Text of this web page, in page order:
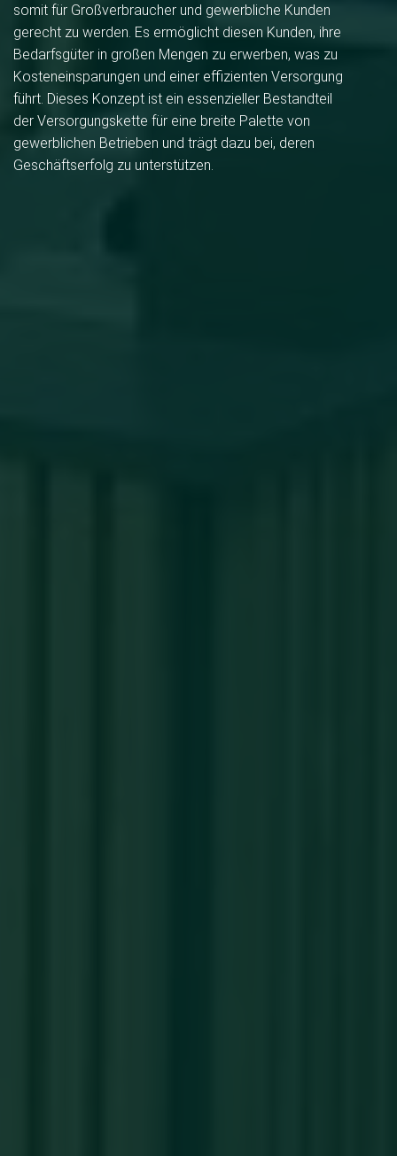
somit für Großverbraucher und gewerbliche Kunden
gerecht zu werden. Es ermöglicht diesen Kunden, ihre
Bedarfsgüter in großen Mengen zu erwerben, was zu
Kosteneinsparungen und einer effizienten Versorgung
führt. Dieses Konzept ist ein essenzieller Bestandteil
der Versorgungskette für eine breite Palette von
gewerblichen Betrieben und trägt dazu bei, deren
Geschäftserfolg zu unterstützen.